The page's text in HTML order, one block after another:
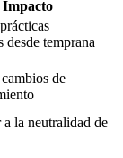
Impacto
desde temprana
de
la neutralidad de